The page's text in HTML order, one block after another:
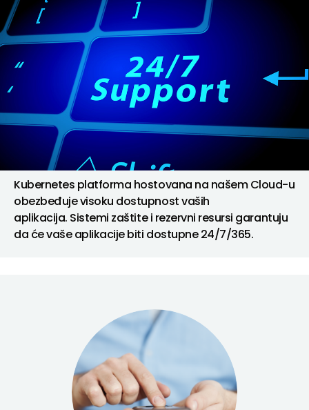
Kubernetes platforma hostovana na našem Cloud-u
obezbeđuje visoku dostupnost vaših
aplikacija. Sistemi zaštite i rezervni resursi garantuju
da će vaše aplikacije biti dostupne 24/7/365.